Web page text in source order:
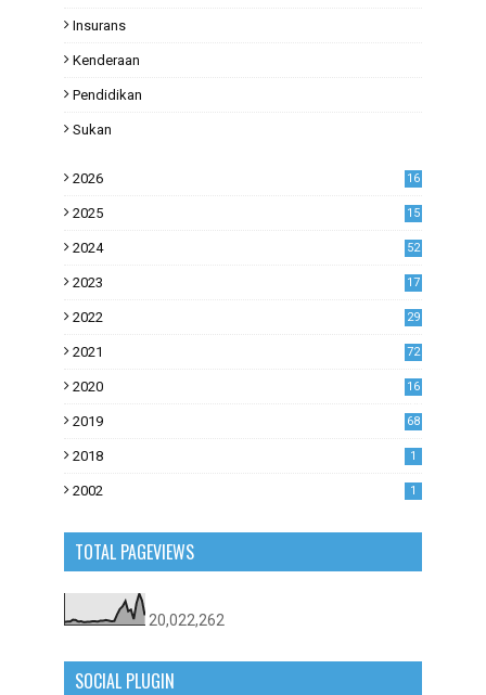
Insurans
Kenderaan
Pendidikan
Sukan
2026 16
2025 15
2024 52
2023
17
2022
29
2021
72
2020
16
2019
68
2018 1
2002 1
TOTAL PAGEVIEWS
20,022,262
SOCIAL PLUGIN